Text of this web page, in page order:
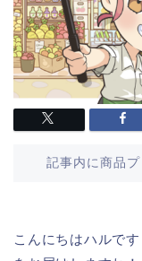
記事内に商品
こんにちはハルで